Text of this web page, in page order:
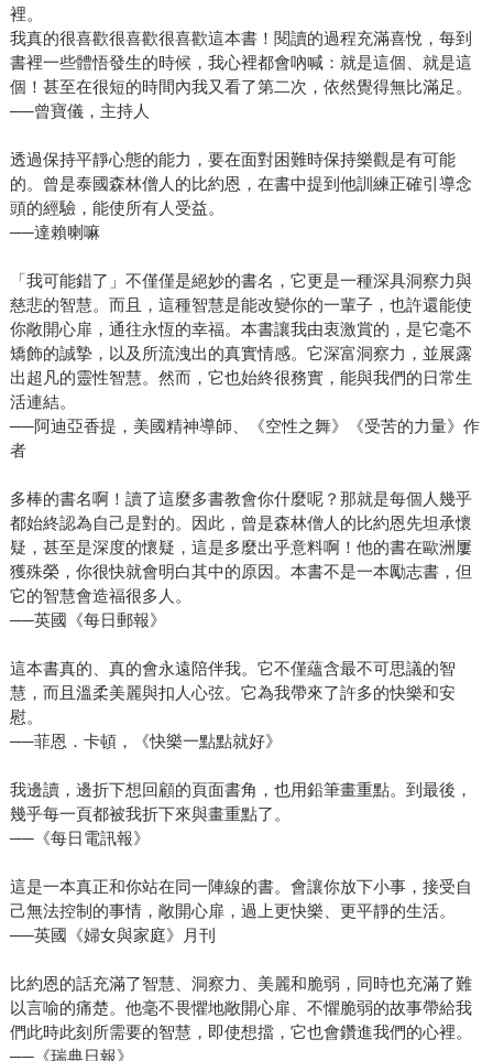
裡。
我真的很喜歡很喜歡很喜歡這本書！閱讀的過程充滿喜悅，每到
書裡一些體悟發生的時候，我心裡都會吶喊：就是這個、就是這
個！甚至在很短的時間內我又看了第二次，依然覺得無比滿足。
──曾寶儀，主持人
透過保持平靜心態的能力，要在面對困難時保持樂觀是有可能
的。曾是泰國森林僧人的比約恩，在書中提到他訓練正確引導念
頭的經驗，能使所有人受益。
──達賴喇嘛
「我可能錯了」不僅僅是絕妙的書名，它更是一種深具洞察力與
慈悲的智慧。而且，這種智慧是能改變你的一輩子，也許還能使
你敞開心扉，通往永恆的幸福。本書讓我由衷激賞的，是它毫不
矯飾的誠摯，以及所流洩出的真實情感。它深富洞察力，並展露
出超凡的靈性智慧。然而，它也始終很務實，能與我們的日常生
活連結。
──阿迪亞香提，美國精神導師、《空性之舞》《受苦的力量》作
者
多棒的書名啊！讀了這麼多書教會你什麼呢？那就是每個人幾乎
都始終認為自己是對的。因此，曾是森林僧人的比約恩先坦承懷
疑，甚至是深度的懷疑，這是多麼出乎意料啊！他的書在歐洲屢
獲殊榮，你很快就會明白其中的原因。本書不是一本勵志書，但
它的智慧會造福很多人。
──英國《每日郵報》
這本書真的、真的會永遠陪伴我。它不僅蘊含最不可思議的智
慧，而且溫柔美麗與扣人心弦。它為我帶來了許多的快樂和安
慰。
──菲恩．卡頓，《快樂一點點就好》
我邊讀，邊折下想回顧的頁面書角，也用鉛筆畫重點。到最後，
幾乎每一頁都被我折下來與畫重點了。
──《每日電訊報》
這是一本真正和你站在同一陣線的書。會讓你放下小事，接受自
己無法控制的事情，敞開心扉，過上更快樂、更平靜的生活。
──英國《婦女與家庭》月刊
比約恩的話充滿了智慧、洞察力、美麗和脆弱，同時也充滿了難
以言喻的痛楚。他毫不畏懼地敞開心扉、不懼脆弱的故事帶給我
們此時此刻所需要的智慧，即使想擋，它也會鑽進我們的心裡。
──《瑞典日報》